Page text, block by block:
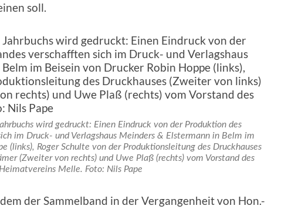
soll.
wird gedruckt: Einen Eindruck von der Produktion des
im Druck- und Verlagshaus Meinders & Elstermann in Belm im
(links), Roger Schulte von der Produktionsleitung des Druckhauses
(Zweiter von rechts) und Uwe Plaß (rechts) vom Vorstand des
Heimatvereins Melle. Foto: Nils Pape
der Sammelband in der Vergangenheit von Hon.-